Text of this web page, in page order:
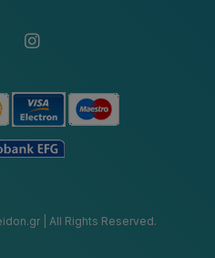
| All Rights Reserved.